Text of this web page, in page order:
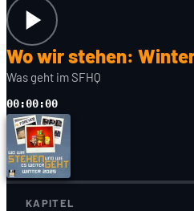
Wo wir stehen:
Was geht im SFHQ
00:00:00
KAPITEL